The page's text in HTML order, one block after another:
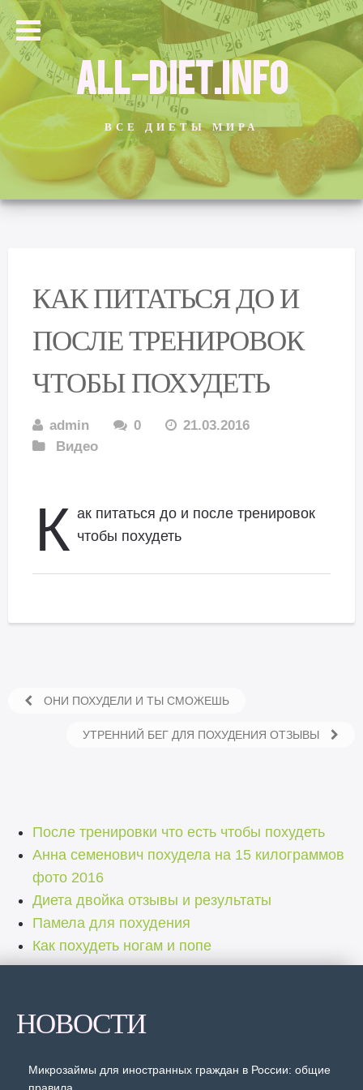
ALL-DIET.INFO
ВСЕ ДИЕТЫ МИРА
КАК ПИТАТЬСЯ ДО И
ПОСЛЕ ТРЕНИРОВОК
ЧТОБЫ ПОХУДЕТЬ
admin 0
21.03.2016
Видео
К ак питаться до и после тренировок
чтобы похудеть
ОНИ ПОХУДЕЛИ И ТЫ СМОЖЕШЬ
УТРЕННИЙ БЕГ ДЛЯ ПОХУДЕНИЯ ОТЗЫВЫ
После тренировки что есть чтобы похудеть
Анна семенович похудела на 15 килограммов
фото 2016
Диета двойка отзывы и результаты
Памела для похудения
Как похудеть ногам и попе
НОВОСТИ
Микрозаймы для иностранных граждан в России: общие